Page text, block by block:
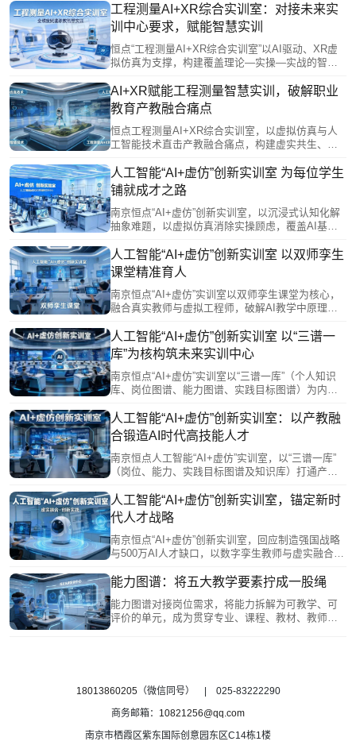
方向，并指导实训基地按生产标准考核。能力图谱是连接产业需求与教学
实践的桥梁，让产教融合高质量从宏大目标走向可落地的日常教学，为学
子开辟从零到全的能力成长路径。
工程测量AI+XR综合实训室：对接未来实
训中心要求，赋能智慧实训
恒点“工程测量AI+XR综合实训室”以AI驱动、XR虚
拟仿真为支撑，构建覆盖理论—实操—实战的智慧
式互动教学及虚实融合实训系统，破解设备不足、
内容滞后、场景受限等痛点，实现精准化教学与个
性化培养，推动人才培养从传统技能型向智能复合
型升级，为测绘行业数字化转型提供高素质技术技
能人才支撑。
AI+XR赋能工程测量智慧实训，破解职业
教育产教融合痛点
恒点工程测量AI+XR综合实训室，以虚拟仿真与人
工智能技术直击产教融合痛点，构建虚实共生、数
信息壁垒，通过先虚后实、全流程协同训练，破解
设备不足、场景受限、教学脱节等难题，高度契合
未来实训中心定位。该方案推动人才培养与产业需
求精准对接，为测绘行业输送懂智能设备、通全流
程项目的复合型技术技能人才。
人工智能“AI+虚仿”创新实训室 为每位学生
铺就成才之路
南京恒点“AI+虚仿”创新实训室，以沉浸式认知化解
抽象难题，以虚拟仿真消除实操顾虑，覆盖AI基
智能网联、物联网、大模型微调及嵌入式开发等全
链路模块。通过“理论-虚拟-实践”闭环与多场景推
演，助力学生安全、高效掌握核心工程能力，为每
位学子铺就通往AI产业的成才之路。
人工智能“AI+虚仿”创新实训室 以双师孪生
课堂精准育人
南京恒点“AI+虚仿”实训室以双师孪生课堂为核心，
融合真实教师与虚拟工程师，破解AI教学中原理抽
人协作及AI数字教师全程督导，实现产业级项目全
流程训练。平台支撑资源共享与数据驱动管理，将
教师从重复劳动中解放，转向个性化指导与高阶能
力培养，精准赋能职业教育提质增效。
人工智能“AI+虚仿”创新实训室 以“三谱一
库”为核构筑未来实训中心
南京恒点“AI+虚仿”实训室以“三谱一库”（个人知识
库、岗位图谱、能力图谱、实践目标图谱）为内
多维认知交互、AI教学训练、虚拟仿真实训、实体
设备操作，融合VR/MR与数字孪生技术，覆盖AI全
流程技能训练，实现“虚拟试错、实体求精”的深度融
合，精准评估并赋能学生完成从理论到岗位的跨
越，为人工智能产业高质量人才培养提供可复制的
人工智能“AI+虚仿”创新实训室：以产教融
合锻造AI时代高技能人才
南京恒点人工智能“AI+虚仿”实训室，以“三谱一库”
（岗位、能力、实践目标图谱及知识库）打通产教
围绕嵌入式AI、计算机视觉等方向，以企业真实项
目为载体，让学生在“真环境”中解决真问题。数字孪
生教师与未来实训中心融合，实现“数字演练+实体
实操”闭环，系统锻造岗位胜任力，为AI产业输送高
技能人才。
人工智能“AI+虚仿”创新实训室，锚定新时
代人才战略
南京恒点“AI+虚仿”创新实训室，回应制造强国战略
与500万AI人才缺口，以数字孪生教师与虚实融合空
高”等政策要求，校企共建岗位能力图谱与数字资
产业高质量发展注入人才动能。
能力图谱：将五大教学要素拧成一股绳
能力图谱对接岗位需求，将能力拆解为可教学、可
评价的单元，成为贯穿专业、课程、教材、教师、
养从碎片化走向系统化，从知识传授转向综合能力
18013860205（微信同号） | 025-83222290
商务邮箱： 10821256@qq.com
南京市栖霞区紫东国际创意园东区C14栋1楼